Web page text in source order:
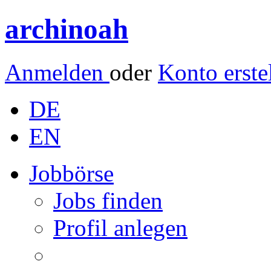
archinoah
Anmelden oder Konto
DE
EN
Jobbörse
Jobs finden
Profil anlegen